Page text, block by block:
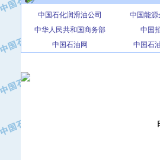
·大港油田集团中成机械制造有限公司
·四川明星电缆有限公司
·中国石油大庆石油化工总厂
·北京三盈联合石油技术有限公司
·北京长空工业有限公司
中国石化润滑油公司 中国能源
中华人民共和国商务部
中国
中国石油网
中国石